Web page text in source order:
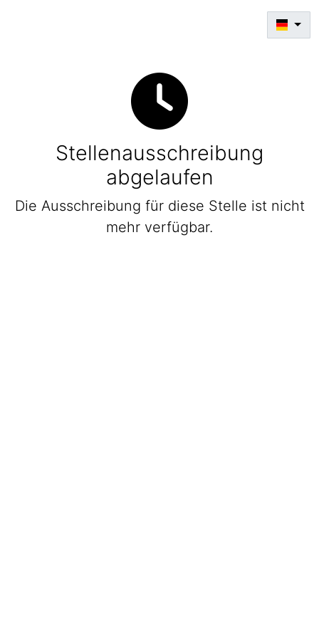
Stellenausschreibung
abgelaufen
Die Ausschreibung für diese Stelle ist nicht
mehr verfügbar.